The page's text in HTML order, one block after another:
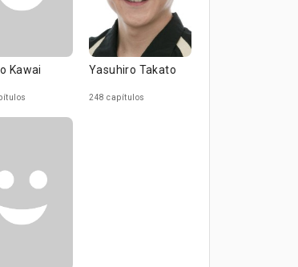
Kawai Yasuhiro Takato
248 capítulos